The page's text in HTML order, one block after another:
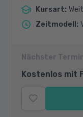
Kursart:
Zeitmodell :
Nächster
Kostenlos mit